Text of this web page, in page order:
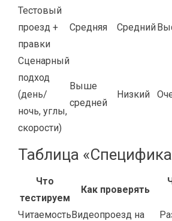
Тестовый
проезд +
правки
Средняя Средний
Сценарный
подход
(день/
ночь, углы,
скорости)
Выше
средней
Низкий
Таблица «Специфика
Что
тестируем
Как проверять
ЧитаемостьВидеопроезд на